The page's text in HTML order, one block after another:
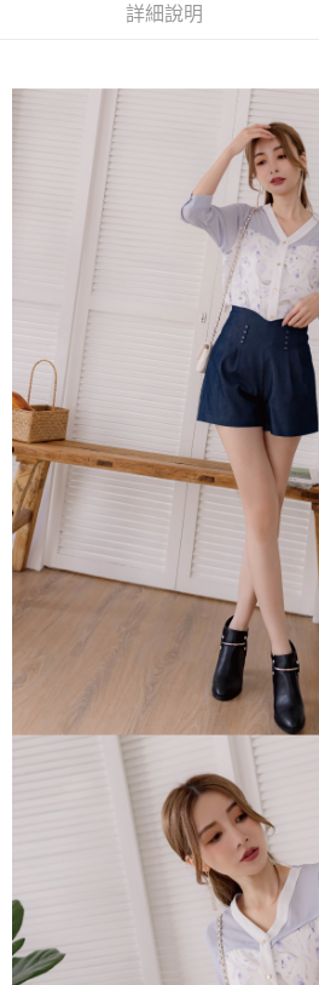
3.實際核准額度、可分期數及費用金額請依
法說明評估內容。
【繳款方式說明】
1.分期款項不併入電信帳單，「大哥付你分
2.透過簡訊連結打開帳單後，可選擇「超商
帳／街口支付／iPASS MONEY」等通路繳費
【注意事項】
1.本服務係由「台灣大哥大股份有限公司」
用戶於交易時，得透過本服務購買商品或服
買賣價金債權讓與本公司後，依約使用本公
2.基於同意付款使用「大哥付你分期」之契
資料（包含姓名、電話或地址）提供予台灣
由本公司與您本人進行分期帳單所需資料之確
3.完整用戶服務條款，請詳閱以下連結：
AFTEE先享後付是「在收到商品之後才付款
３．安心：先確認商品／服務後，再付款。
【「AFTEE先享後付」結帳流程】
１．於結帳方式選擇「AFTEE先享後付」後
結帳頁面，進行簡訊認證並確認金額後，即
２．訂單成立數日內，您將收到繳費通知簡訊
３．收到繳費通知簡訊後14天內，點擊此簡
ATM／網路銀行／等多元方式進行付款，方
※ 請注意：結帳手續完成當下不需立刻繳費
購買商品的店家。未經商家同意取消之訂單
後付繳納相關費用。
※ 交易是否成功請以「AFTEE先享後付 」之
是否繳費成功／繳費後需取消欲退款等相關
客戶支援中心」
https://
【注意事項】
１．透過由恩沛科技股份有限公司提供之「
易，需依本服務之必要範圍內提供個人資料
權轉讓予恩沛科技股份有限公司。
２．關於個人資料處理事宜，請瀏覽以下網
https://aftee.tw/terms/#terms3
３．未成年的使用者請事先徵得法定代理人
「AFTEE先享後付」，若未經同意申辦者引
４．使用「AFTEE先享後付」時，將依據個
時審查核予不同之上限額度；若仍有額度不
５．嚴禁一人註冊多個帳號或使用他人資訊
恩沛科技股份有限公司將有權停止該用戶之
付款後全家取貨
付款後萊爾富取貨
付款後7-11取貨
一般商品宅配
免運費
付款後門市自取
每筆NT$80，滿NT$1,500(含以上)免運費
國家/地區配送
詳細說明